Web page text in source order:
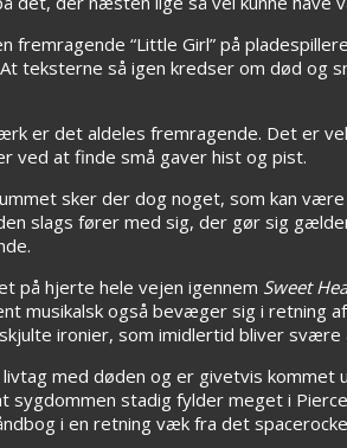
fremragende “Little Girl” på
teksterne så igen kredser om død
er det aldeles fremragende. Det er
ved at finde små gaver hist og pist.
sker der dog noget, som kan
slags fører med sig, der gør sig
på hjerte hele vejen igennem Sweet
musikalsk også bevæger sig i retning
ironier, som imidlertid bliver
med døden og er givetvis
sygdommen stadig fylder meget i
i en retning væk fra det